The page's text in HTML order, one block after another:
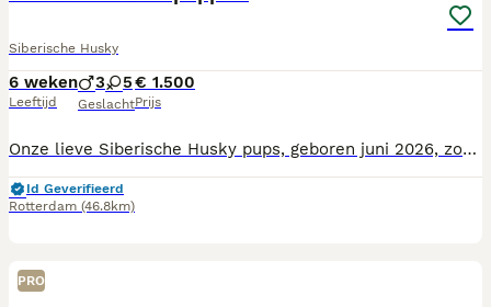
Siberische Husky
6 weken
Leeftijd
3 5
Geslacht
€ 1.500
Prijs
Onze lieve Siberische Husky pups, geboren juni 2026, zoeken vanaf 1 september2026 een warm, geschikt thuis. Ze groeien op in huiselijke omgeving met hun moeder en nestgenootjes. De vader van de pups is Ziggy, een 8-jarige volledig getrainde medische assistentiehond met een stabiel en sociaal karakter. De pups worden goed verzorgd, ontwormd en sociaal opgevoed. de Prijs is 1500 euro per pup; reserveren kan met een aanbetaling van 300 euro, restbedrag bij ophalen. Wij vinden een goed thuis belangrijk en beantwoorden graag serieuze vragen.
Id Geverifieerd
Rotterdam (46.8km)
PRO